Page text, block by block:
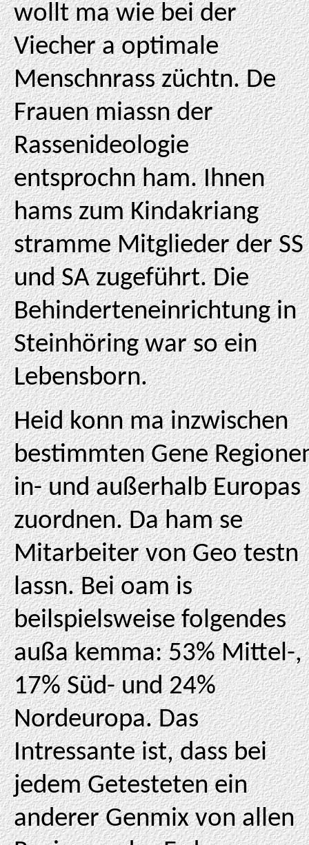
wollt ma wie bei der
Viecher a optimale
Menschnrass züchtn. De
Frauen miassn der
Rassenideologie
entsprochn ham. Ihnen
hams zum Kindakriang
stramme Mitglieder der SS
und SA zugeführt. Die
Behinderteneinrichtung in
Steinhöring war so ein
Lebensborn.
Heid konn ma inzwischen
bestimmten Gene
in- und außerhalb Europas
zuordnen. Da ham se
Mitarbeiter von Geo testn
lassn. Bei oam is
beilspielsweise folgendes
außa kemma: 53% Mittel-,
17% Süd- und 24%
Nordeuropa. Das
Intressante ist, dass bei
jedem Getesteten ein
anderer Genmix von allen